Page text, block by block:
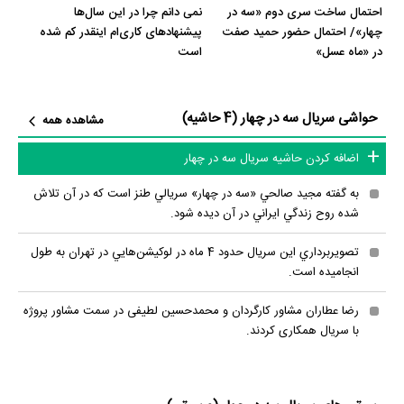
سریال سه در چهار تا حد بسیاری محتوای مناسبی دارد زیرا 78% مخاطبان
عقیده دارند حرف و پیام سریال سه در چهار مفید و ارزشمند هست.
سریال سه در چهار تا حد بسیاری مناسب خانواده هست چراکه 89% مخاطبان
عقیده دارند فضای سریال سه در چهار با فرهنگ خانواده‌شان سازگار است.
سریال سه در چهار تا حد بسیاری مناسب کودکان هست چراکه 84% مخاطبان
عقیده دارند فضای سریال سه در چهار مناسب کودکان است.
عوامل سریال سه در چهار
نظرتان درباره ضرباهنگ و تدوین سریال سه در چهار چیست؟ تدوین سه در
چهار را رضا مطهریو مریم نفریه انجام داده است. اگر صدای سه در چهار
احتمال ساخت سری دوم «سه در
چهار»/ احتمال حضور حمید صفت
در «ماه عسل»
نمی دانم چرا در این سال‌ها
پیشنهادهای کاری‌ام اینقدر کم شده
است
حواشی سریال سه در چهار (4 حاشیه)
مشاهده همه
اضافه کردن حاشیه سریال سه در چهار
به گفته مجيد صالحي «سه در چهار» سريالي طنز است كه در آن تلاش
شده روح زندگي ايراني در آن ديده شود.
تصويربرداري اين سريال حدود 4 ماه در لوكيشن‌هايي در تهران به طول
انجاميده است.
رضا عطاران مشاور کارگردان و محمدحسین لطیفی در سمت مشاور پروژه
با سریال همکاری کردند.